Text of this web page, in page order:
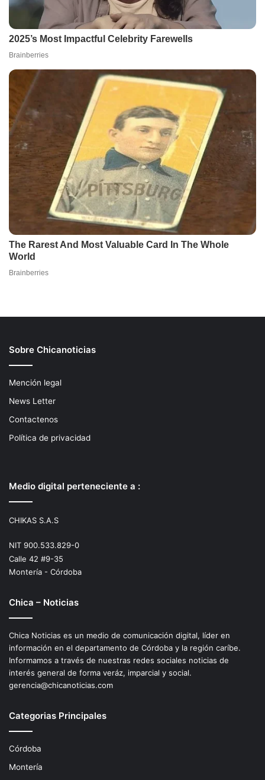
Sobre Chicanoticias
Mención legal
News Letter
Contactenos
Política de privacidad
Medio digital perteneciente a :
CHIKAS S.A.S
NIT 900.533.829-0
Calle 42 #9-35
Montería - Córdoba
Chica – Noticias
Chica Noticias es un medio de comunicación digital, líder en
información en el departamento de Córdoba y la región caríbe.
Informamos a través de nuestras redes sociales noticias de
interés general de forma veráz, imparcial y social.
gerencia@chicanoticias.com
Categorias Principales
Córdoba
Montería